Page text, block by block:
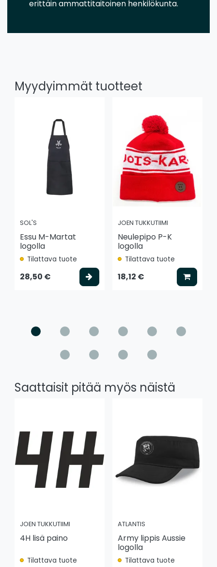
erittäin ammattitaitoinen henkilökunta.
Myydyimmät tuotteet
SOL'S
Essu M-Martat
logolla
Tilattava tuote
28,50 € Valitse vaihtoehto
JOEN TUKKUTIIMI
Neulepipo P-K
logolla
Tilattava tuote
18,12 € Lisää
Saattaisit pitää myös näistä
JOEN TUKKUTIIMI
4H lisä paino
Tilattava tuote
ATLANTIS
Army lippis Aussie
logolla
Tilattava tuote